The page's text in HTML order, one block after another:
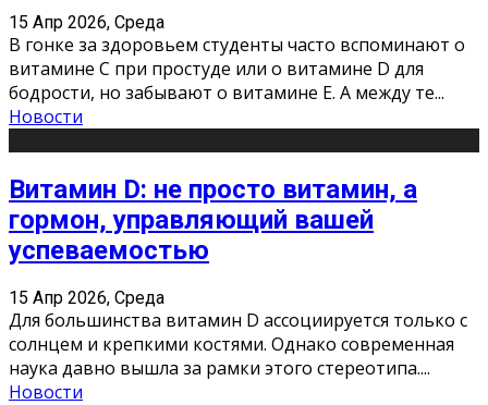
15 Апр 2026, Среда
В гонке за здоровьем студенты часто вспоминают о
витамине С при простуде или о витамине D для
бодрости, но забывают о витамине Е. А между те...
Новости
Витамин D: не просто витамин, а
гормон, управляющий вашей
успеваемостью
15 Апр 2026, Среда
Для большинства витамин D ассоциируется только с
солнцем и крепкими костями. Однако современная
наука давно вышла за рамки этого стереотипа....
Новости